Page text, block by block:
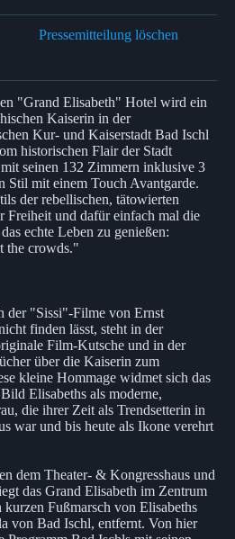
Pressemitteilung löschen
"Grand Elisabeth" Hotel wird ein
Kaiserin in der
Kur- und Kaiserstadt Bad Ischl
historischen Flair der Stadt
seinen 132 Zimmern inklusive 3
Stil mit einem Touch Avantgarde.
der rebellischen, tätowierten
Freiheit und dafür einfach mal die
echte Leben zu genießen:
the crowds."
der "Sissi"-Filme von Ernst
finden lässt, steht in der
Film-Kutsche und in der
über die Kaiserin zum
kleine Hommage widmet sich das
Elisabeths als moderne,
die ihrer Zeit als Trendsetterin in
war und bis heute als Ikone verehrt
dem Theater- & Kongresshaus und
das Grand Elisabeth im Zentrum
Fußmarsch von Elisabeths
von Bad Ischl, entfernt. Von hier